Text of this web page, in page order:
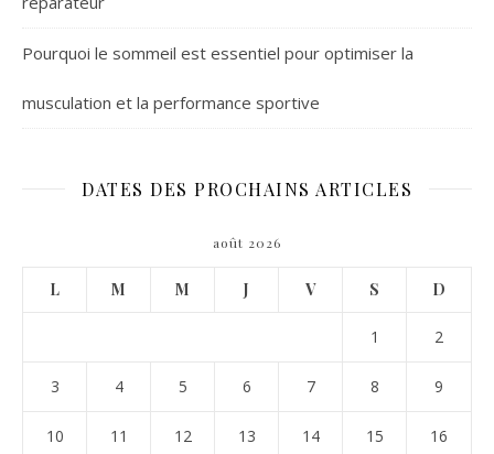
Pourquoi le sommeil est essentiel pour optimiser la
musculation et la performance sportive
DATES DES PROCHAINS ARTICLES
août 2026
L M M J V S D
1 2
3 4 5 6 7 8 9
10 11 12 13 14 15 16